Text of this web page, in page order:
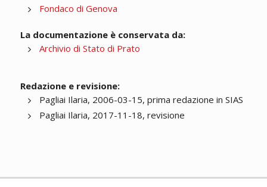
Fondaco di Genova
La documentazione è conservata da:
Archivio di Stato di Prato
Redazione e revisione:
Pagliai Ilaria, 2006-03-15, prima redazione in SIAS
Pagliai Ilaria, 2017-11-18, revisione